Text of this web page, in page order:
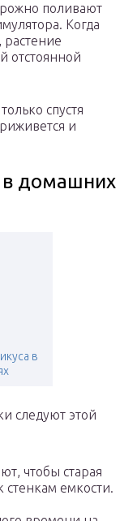
поливают
Когда
отстоянной
спустя
и
в домашних
в
следуют этой
чтобы старая
емкости.